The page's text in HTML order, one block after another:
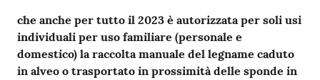
che anche per tutto il 2023 è autorizzata per soli usi
individuali per uso familiare (personale e
domestico) la raccolta manuale del legname caduto
in alveo o trasportato in prossimità delle sponde in